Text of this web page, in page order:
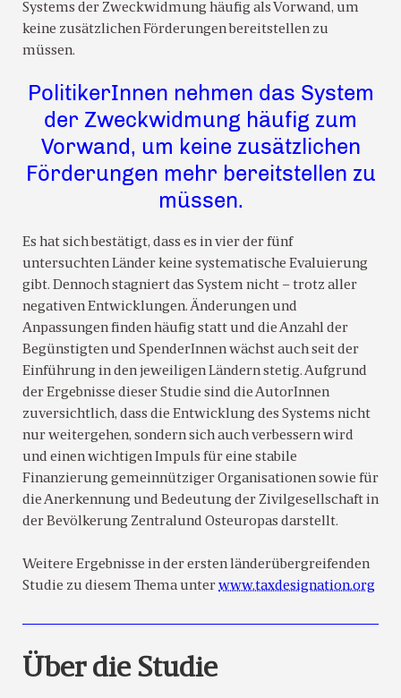
Systems der Zweckwidmung häufig als Vorwand, um
keine zusätzlichen Förderungen bereitstellen zu
müssen.
PolitikerInnen nehmen das System
der Zweckwidmung häufig zum
Vorwand, um keine zusätzlichen
Förderungen mehr bereitstellen zu
müssen.
Es hat sich bestätigt, dass es in vier der fünf
untersuchten Länder keine systematische Evaluierung
gibt. Dennoch stagniert das System nicht – trotz aller
negativen Entwicklungen. Änderungen und
Anpassungen finden häufig statt und die Anzahl der
Begünstigten und SpenderInnen wächst auch seit der
Einführung in den jeweiligen Ländern stetig. Aufgrund
der Ergebnisse dieser Studie sind die AutorInnen
zuversichtlich, dass die Entwicklung des Systems nicht
nur weitergehen, sondern sich auch verbessern wird
und einen wichtigen Impuls für eine stabile
Finanzierung gemeinnütziger Organisationen sowie für
die Anerkennung und Bedeutung der Zivilgesellschaft in
der Bevölkerung Zentralund Osteuropas darstellt.
Weitere Ergebnisse in der ersten länderübergreifenden
Studie zu diesem Thema unterwww.taxdesignation.org
Über die Studie